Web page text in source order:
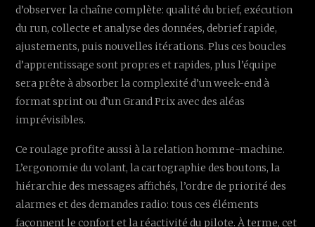
d’observer la chaîne complète: qualité du brief, exécution
du run, collecte et analyse des données, debrief rapide,
ajustements, puis nouvelles itérations. Plus ces boucles
d’apprentissage sont propres et rapides, plus l’équipe
sera prête à absorber la complexité d’un week-end à
format sprint ou d’un Grand Prix avec des aléas
imprévisibles.
Ce roulage profite aussi à la relation homme-machine.
L’ergonomie du volant, la cartographie des boutons, la
hiérarchie des messages affichés, l’ordre de priorité des
alarmes et des demandes radio: tous ces éléments
façonnent le confort et la réactivité du pilote. À terme, cet